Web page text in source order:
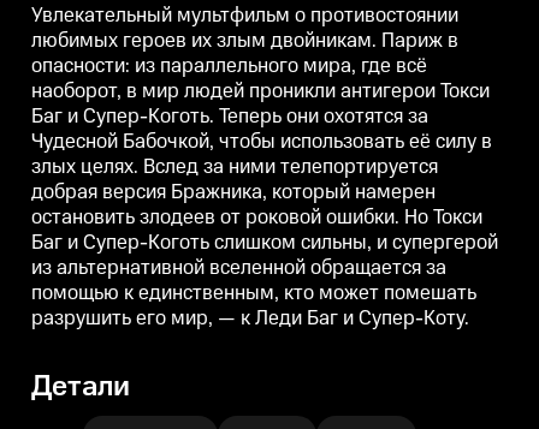
Увлекательный мультфильм о противостоянии
любимых героев их злым двойникам. Париж в
опасности: из параллельного мира, где всё
наоборот, в мир людей проникли антигерои Токси
Баг и Супер-Коготь. Теперь они охотятся за
Чудесной Бабочкой, чтобы использовать её силу в
злых целях. Вслед за ними телепортируется
добрая версия Бражника, который намерен
остановить злодеев от роковой ошибки. Но Токси
Баг и Супер-Коготь слишком сильны, и супергерой
из альтернативной вселенной обращается за
помощью к единственным, кто может помешать
разрушить его мир, — к Леди Баг и Супер-Коту.
Детали